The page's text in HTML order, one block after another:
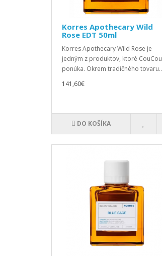
Korres Apothecary Wild
Rose EDT 50ml
Korres Apothecary Wild Rose je
jedným z produktov, ktoré CouCou
ponúka. Okrem tradičného tovaru..
141,60€
DO KOŠÍKA